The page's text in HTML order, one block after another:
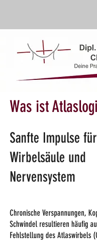
Was ist
Sanfte Impulse für
Wirbelsäule und
Nervensystem
Chronische Verspannungen,
Schwindel resultieren häufig
Fehlstellung des Atlaswirbels